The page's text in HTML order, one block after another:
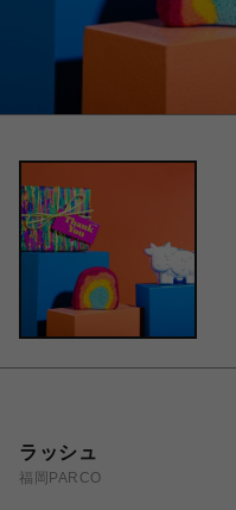
ラッシュ
福岡PARCO